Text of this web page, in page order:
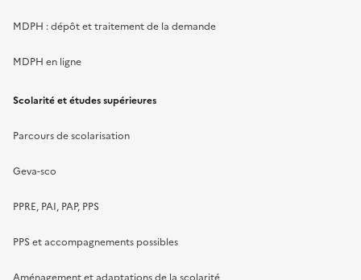
MDPH : dépôt et traitement de la demande
MDPH en ligne
Scolarité et études supérieures
Parcours de scolarisation
Geva-sco
PPRE, PAI, PAP, PPS
PPS et accompagnements possibles